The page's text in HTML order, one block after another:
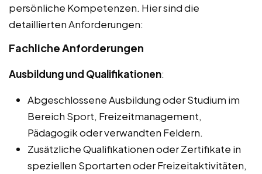
persönliche Kompetenzen. Hier sind die
detaillierten Anforderungen:
Fachliche Anforderungen
Ausbildung und Qualifikationen:
Abgeschlossene Ausbildung oder Studium im
Bereich Sport, Freizeitmanagement,
Pädagogik oder verwandten Feldern.
Zusätzliche Qualifikationen oder Zertifikate in
speziellen Sportarten oder Freizeitaktivitäten,